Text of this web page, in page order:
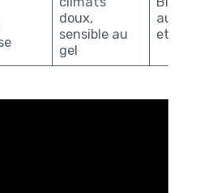
doux,
sensible au
gel
aux
et